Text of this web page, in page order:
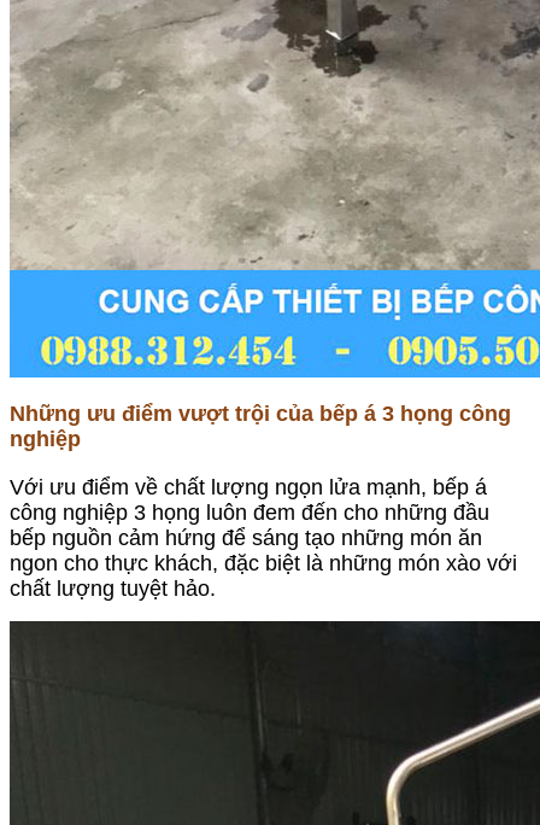
Những ưu điểm vượt trội của bếp á 3 họng công
nghiệp
Với ưu điểm về chất lượng ngọn lửa mạnh, bếp á
công nghiệp 3 họng luôn đem đến cho những đầu
bếp nguồn cảm hứng để sáng tạo những món ăn
ngon cho thực khách, đặc biệt là những món xào với
chất lượng tuyệt hảo.